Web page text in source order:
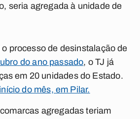
seria agregada à unidade de
processo de desinstalação de
do ano passado, o TJ já
em 20 unidades do Estado.
do mês, em Pilar.
agregadas teriam